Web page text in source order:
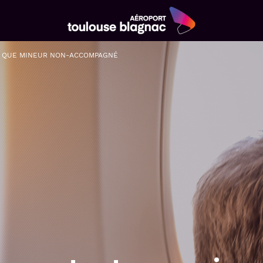
Aéroport
Toulouse
Blagnac
MINEUR NON-ACCOMPAGNÉ